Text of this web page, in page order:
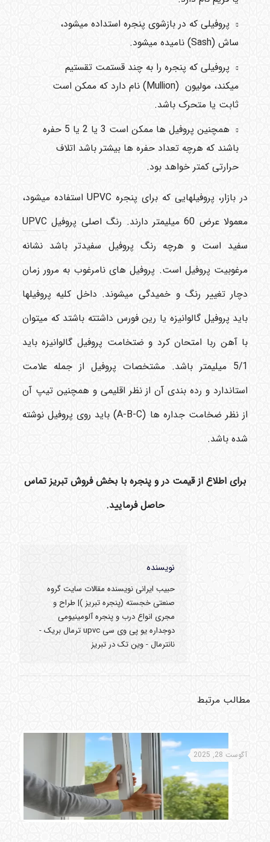
پروفیلی که در بازشوی پنجره استداده میشود،
ساش(Sash)
نامیده میشود.
پروفیلی که پنجره را به چند قستمت تقستیم
میکند، مولیون (Mullion)
نام دارد که ممکن است
ثابت یا متحرک باشد.
همچنین پروفیل ها ممکن است 3 یا 2 یا 5 حفره
باشند که هرچه تعداد حفره ها بیشتر باشد اتلاف
حرارتی کمتر خواهد بود.
در بازار، پروفیلهایی که برای پنجره UPVC استفاده میشود،
معمولا عرض 60 میلیمتر دارند. رنگ اصلی پروفیل
UPVC
سفید است و هرچه رنگ پروفیل سفیدتر باشد نشانه
مرغوبیت پروفیل است. پروفیل های نامرغوب به مرور زمان
دچار تغییر رنگ و خمیدگی میشوند. داخل کلیه پروفیلها
باید پروفیل گالوانیزه یا رین فورس داشتته باشتد که میتوان
با آهن ربا امتحان کرد و ضتخامت پروفیل گالوانیزه باید
5/1 میلیمتر باشد. مشتخصات پروفیل از جمله علامت
استاندارد و رده بندی آن از نظر اقلیمی و همچنین تیپ آن
از نظر ضخامت جداره ها (A-B-C)
باید روی پروفیل نوشته
شده باشد.
برای اطلاع از قیمت در و پنجره با بخش فروش تبریز تماس
حاصل فرمایید.
نویسنده
حبیب ایرانی نویسنده مقالات سایت گروه
صنعتی خجسته (پنجره تبریز )| طراح و
مجری انواع درب و پنجره آلومینیومی
دوجداره یو پی وی سی upvc ترمال بریک -
نانترمال - وین تک در تبریز
مطالب مرتبط
آگوست 28, 2025